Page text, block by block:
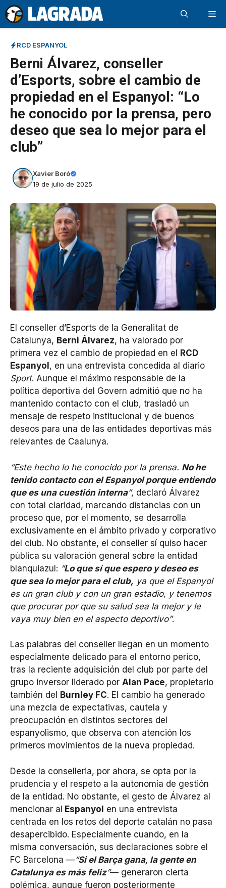
Saltar
al
contenido
RCD ESPANYOL
Berni Álvarez, conseller
d’Esports, sobre el cambio de
propiedad en el Espanyol: “Lo
he conocido por la prensa, pero
deseo que sea lo mejor para el
club”
Xavier Boró
19 de julio de 2025
El conseller d’Esports de la Generalitat de
Catalunya, Berni Álvarez, ha valorado por
primera vez el cambio de propiedad en el
RCD
Espanyol , en una entrevista concedida al diario
Sport. Aunque el máximo responsable de la
política deportiva del Govern admitió que no ha
mantenido contacto con el club, trasladó un
mensaje de respeto institucional y de buenos
deseos para una de las entidades deportivas más
relevantes de Caalunya.
“Este hecho lo he conocido por la prensa. No he
tenido contacto con el Espanyol porque entiendo
que es una cuestión interna”, declaró Álvarez
con total claridad, marcando distancias con un
proceso que, por el momento, se desarrolla
exclusivamente en el ámbito privado y corporativo
del club. No obstante, el conseller sí quiso hacer
pública su valoración general sobre la entidad
blanquiazul: “Lo que sí que espero y deseo es
que sea lo mejor para el club, ya que el Espanyol
es un gran club y con un gran estadio, y tenemos
que procurar por que su salud sea la mejor y le
vaya muy bien en el aspecto deportivo”.
Las palabras del conseller llegan en un momento
especialmente delicado para el entorno perico,
tras la reciente adquisición del club por parte del
grupo inversor liderado por Alan Pace, propietario
también del
Burnley FC. El cambio ha generado
una mezcla de expectativas, cautela y
preocupación en distintos sectores del
espanyolismo, que observa con atención los
primeros movimientos de la nueva propiedad.
Desde la conselleria, por ahora, se opta por la
prudencia y el respeto a la autonomía de gestión
de la entidad. No obstante, el gesto de Álvarez al
mencionar al Espanyol en una entrevista
centrada en los retos del deporte catalán no pasa
desapercibido. Especialmente cuando, en la
misma conversación, sus declaraciones sobre el
FC Barcelona —“Si el Barça gana, la gente en
Catalunya es más feliz”— generaron cierta
polémica, aunque fueron posteriormente